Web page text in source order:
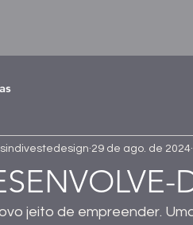
sindivestedesign 29 de ago. de 2024
jeito de empreender.